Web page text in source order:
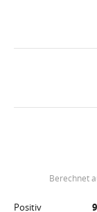
berechnet
Positiv